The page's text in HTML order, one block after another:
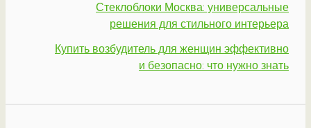
Стеклоблоки Москва: универсальные
решения для стильного интерьера
Купить возбудитель для женщин эффективно
и безопасно: что нужно знать